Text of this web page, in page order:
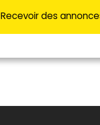
Recevoir des